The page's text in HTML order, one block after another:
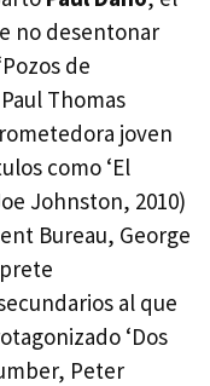
no desentonar
de
Thomas
joven
como ‘El
Johnston, 2010)
Bureau, George
al que
‘Dos
Peter